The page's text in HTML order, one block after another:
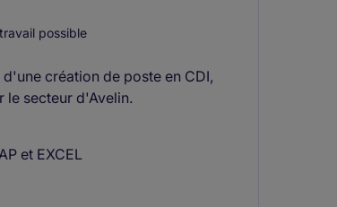
possible
création de poste en CDI,
le secteur d'Avelin.
et EXCEL